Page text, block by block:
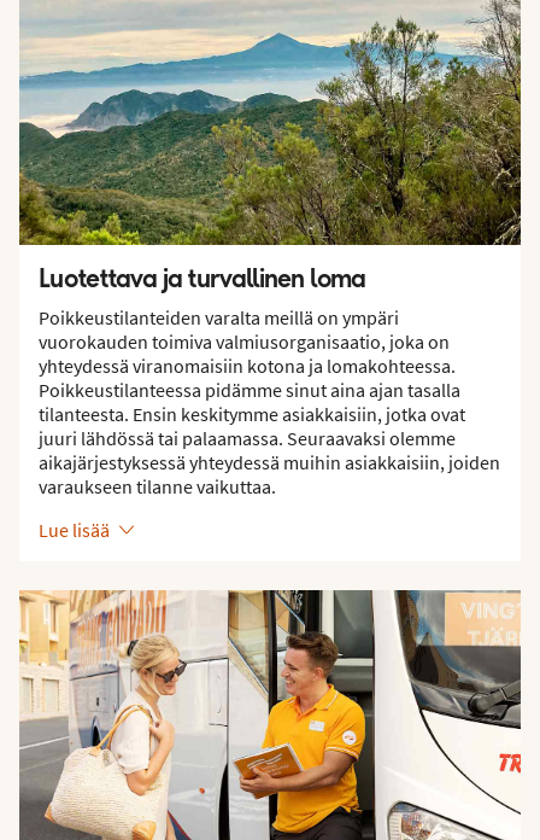
Luotettava ja turvallinen loma
Poikkeustilanteiden varalta meillä on ympäri
vuorokauden toimiva valmiusorganisaatio, joka on
yhteydessä viranomaisiin kotona ja lomakohteessa.
Poikkeustilanteessa pidämme sinut aina ajan tasalla
tilanteesta. Ensin keskitymme asiakkaisiin, jotka ovat
juuri lähdössä tai palaamassa. Seuraavaksi olemme
aikajärjestyksessä yhteydessä muihin asiakkaisiin, joiden
varaukseen tilanne vaikuttaa.
Lue lisää